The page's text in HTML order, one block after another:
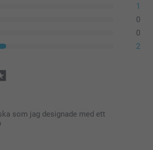
1
0
0
2
som jag designade med ett